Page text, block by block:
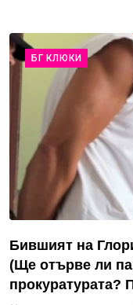
БГ КЛЮКИ
Бившият на
(Ще отърве ли
прокуратурата?